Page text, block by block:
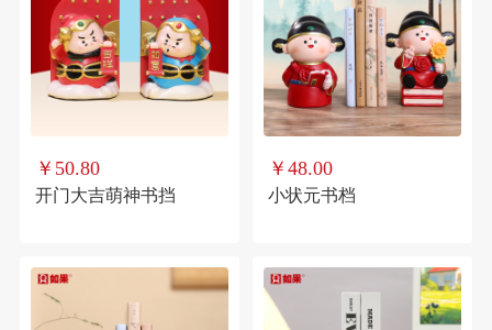
￥50.80
开门大吉萌神书挡
￥48.00
小状元书档